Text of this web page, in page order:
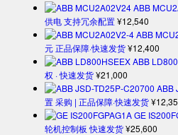
ABB
供电 支持冗余配置¥12,540
ABB
元 正品保障·快速发货¥12,400
ABB
权 · 快速发货¥21,000
ABB
置 采购 | 正品保障·快速发货¥
GE
轮机控制板 快速发货¥25,600